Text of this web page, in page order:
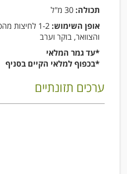
תכולה:
אופן השימוש:
1-2 לחיצות
והצוואר, בוקר וערב
*עד גמר המלאי
*בכפוף למלאי הקיים בסניף
ערכים תזונתיים